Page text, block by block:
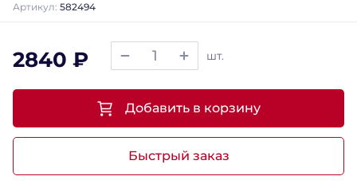
Артикул: 582494
2840 ₽ шт.
Быстрый заказ
Добавить в корзину